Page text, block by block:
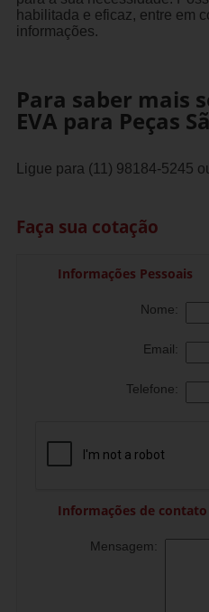
habilitada e eficaz, entre em
informações.
Para saber mais
EVA para Peças
Ligue para (11) 98184-5245
Faça sua cotação
Informações Pessoais
Nome:
Email:
Telefone:
Informações de
Mensagem: